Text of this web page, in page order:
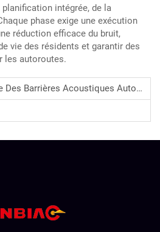
intégrée, de la
phase exige une exécution
réduction efficace du bruit,
vie des résidents et garantir des
les autoroutes.
: Bien Plus Qu'un Simple Isolant Sonore — Hebei Jinbiao Construction Materials Tech Corp., Ltd.